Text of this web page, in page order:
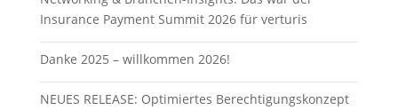
Insurance Payment Summit 2026 für verturis
Danke 2025 – willkommen 2026!
NEUES RELEASE: Optimiertes Berechtigungskonzept